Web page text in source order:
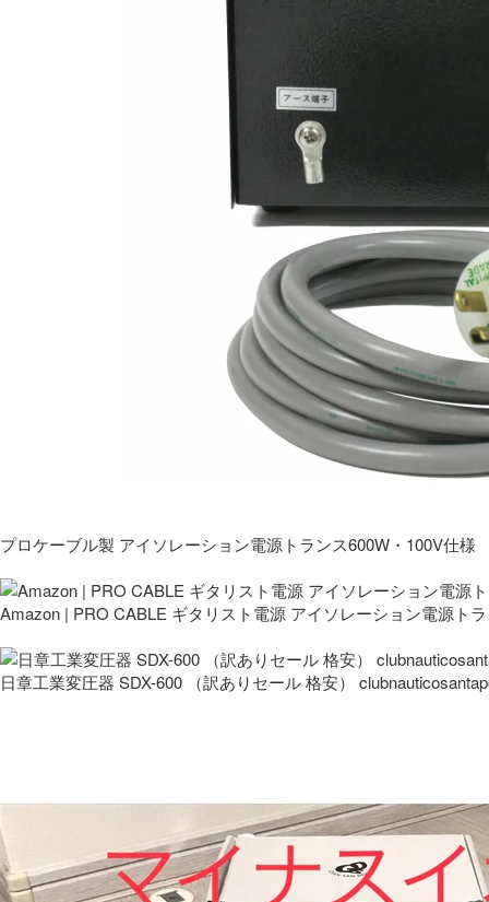
プロケーブル製 アイソレーション電源トランス600W・100V仕様
Amazon | PRO CABLE ギタリスト電源 アイソレーション電源ト
日章工業変圧器 SDX-600 （訳ありセール 格安）